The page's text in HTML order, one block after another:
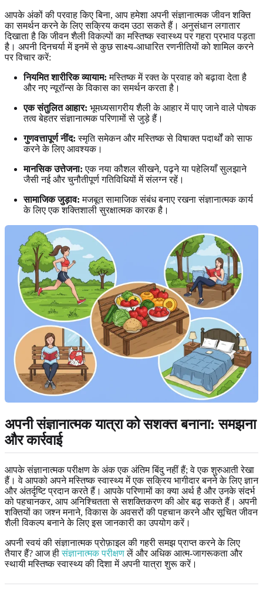
आपके अंकों की परवाह किए बिना, आप हमेशा अपनी संज्ञानात्मक जीवन शक्ति
का समर्थन करने के लिए सक्रिय कदम उठा सकते हैं। अनुसंधान लगातार
दिखाता है कि जीवन शैली विकल्पों का मस्तिष्क स्वास्थ्य पर गहरा प्रभाव पड़ता
है। अपनी दिनचर्या में इनमें से कुछ साक्ष्य-आधारित रणनीतियों को शामिल करने
पर विचार करें:
नियमित शारीरिक व्यायाम: मस्तिष्क में रक्त के प्रवाह को बढ़ावा देता है
और नए न्यूरॉन्स के विकास का समर्थन करता है।
एक संतुलित आहार: भूमध्यसागरीय शैली के आहार में पाए जाने वाले पोषक
तत्व बेहतर संज्ञानात्मक परिणामों से जुड़े हैं।
गुणवत्तापूर्ण नींद: स्मृति समेकन और मस्तिष्क से विषाक्त पदार्थों को साफ
करने के लिए आवश्यक।
मानसिक उत्तेजना: एक नया कौशल सीखने, पढ़ने या पहेलियाँ सुलझाने
जैसी नई और चुनौतीपूर्ण गतिविधियों में संलग्न रहें।
सामाजिक जुड़ाव: मजबूत सामाजिक संबंध बनाए रखना संज्ञानात्मक कार्य
के लिए एक शक्तिशाली सुरक्षात्मक कारक है।
अपनी संज्ञानात्मक यात्रा को सशक्त बनाना: समझना
और कार्रवाई
आपके संज्ञानात्मक परीक्षण के अंक एक अंतिम बिंदु नहीं हैं; वे एक शुरुआती रेखा
हैं। वे आपको अपने मस्तिष्क स्वास्थ्य में एक सक्रिय भागीदार बनने के लिए ज्ञान
और अंतर्दृष्टि प्रदान करते हैं। आपके परिणामों का क्या अर्थ है और उनके संदर्भ
को पहचानकर, आप अनिश्चितता से सशक्तिकरण की ओर बढ़ सकते हैं। अपनी
शक्तियों का जश्न मनाने, विकास के अवसरों की पहचान करने और सूचित जीवन
शैली विकल्प बनाने के लिए इस जानकारी का उपयोग करें।
अपनी स्वयं की संज्ञानात्मक प्रोफ़ाइल की गहरी समझ प्राप्त करने के लिए
तैयार हैं? आज हीसंज्ञानात्मक परीक्षणलें और अधिक आत्म-जागरूकता और
स्थायी मस्तिष्क स्वास्थ्य की दिशा में अपनी यात्रा शुरू करें।